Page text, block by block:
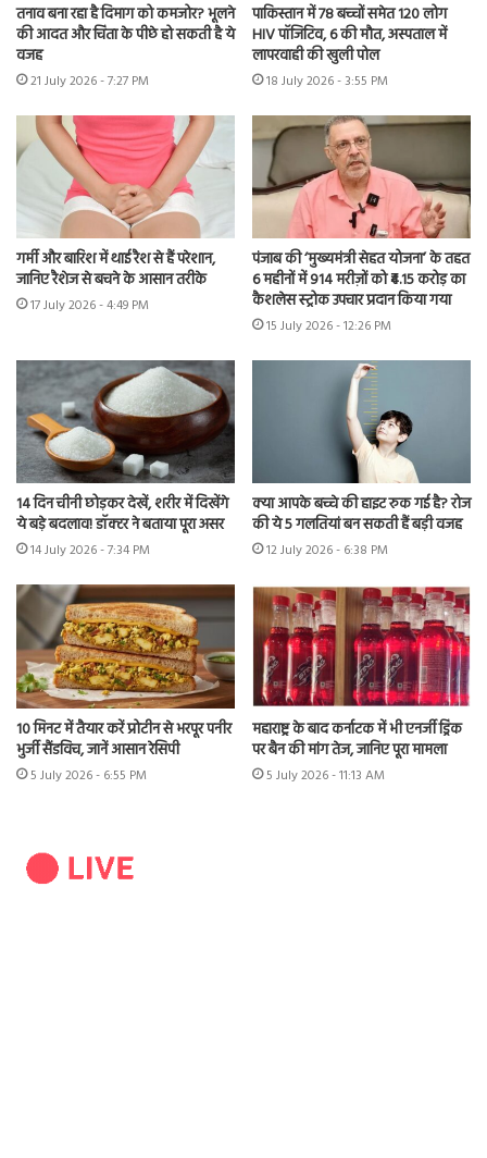
तनाव बना रहा है दिमाग को कमजोर? भूलने
की आदत और चिंता के पीछे हो सकती है ये
वजह
21 July 2026 - 7:27 PM
पाकिस्तान में 78 बच्चों समेत 120 लोग
HIV पॉजिटिव, 6 की मौत, अस्पताल में
लापरवाही की खुली पोल
18 July 2026 - 3:55 PM
गर्मी और बारिश में थाई रैश से हैं परेशान,
जानिए रैशेज से बचने के आसान तरीके
17 July 2026 - 4:49 PM
पंजाब की ‘मुख्यमंत्री सेहत योजना’ के तहत
6 महीनों में 914 मरीज़ों को ₹4.15 करोड़ का
कैशलेस स्ट्रोक उपचार प्रदान किया गया
15 July 2026 - 12:26 PM
14 दिन चीनी छोड़कर देखें, शरीर में दिखेंगे
ये बड़े बदलाव! डॉक्टर ने बताया पूरा असर
14 July 2026 - 7:34 PM
क्या आपके बच्चे की हाइट रुक गई है? रोज
की ये 5 गलतियां बन सकती हैं बड़ी वजह
12 July 2026 - 6:38 PM
10 मिनट में तैयार करें प्रोटीन से भरपूर पनीर
भुर्जी सैंडविच, जानें आसान रेसिपी
5 July 2026 - 6:55 PM
महाराष्ट्र के बाद कर्नाटक में भी एनर्जी ड्रिंक
पर बैन की मांग तेज, जानिए पूरा मामला
5 July 2026 - 11:13 AM